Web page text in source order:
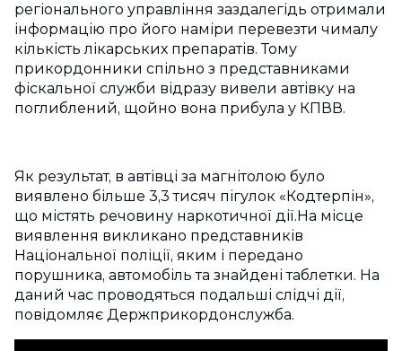
регіонального управління заздалегідь отримали
інформацію про його наміри перевезти чималу
кількість лікарських препаратів. Тому
прикордонники спільно з представниками
фіскальної служби відразу вивели автівку на
поглиблений, щойно вона прибула у КПВВ.
Як результат, в автівці за магнітолою було
виявлено більше 3,3 тисяч пігулок «Кодтерпін»,
що містять речовину наркотичної дії.На місце
виявлення викликано представників
Національної поліції, яким і передано
порушника, автомобіль та знайдені таблетки. На
даний час проводяться подальші слідчі дії,
повідомляє Держприкордонслужба.